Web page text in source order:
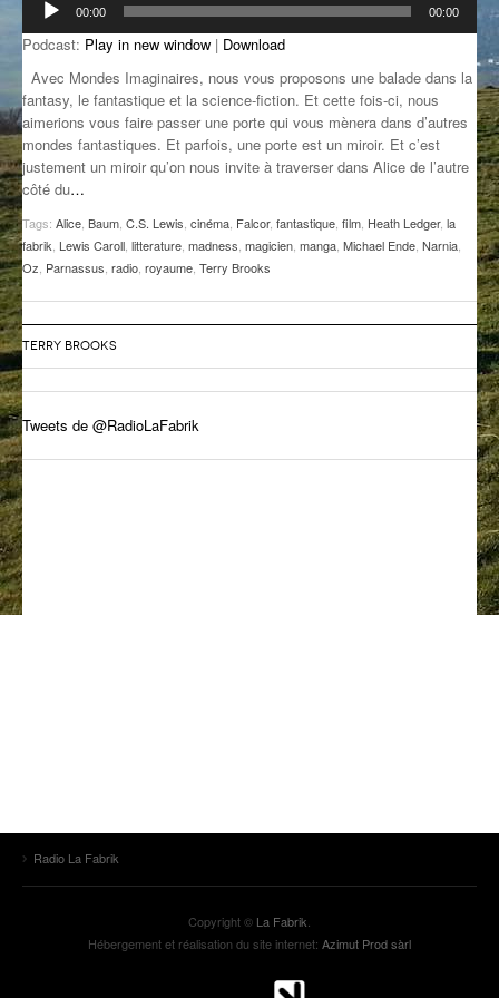
IL ÉTAIT UNE FOIS
L’ASTUCE DE LA PORTE EN BOIS
LA FABRIK POÉTIK
LA SOUTERRAINE
MUSIQUE DES ANTIPODES
NOS ANCIENS
SONORIK
THEME FORCE
audio
00:00 00:00
Podcast: Play in new window | Download
Avec Mondes Imaginaires, nous vous proposons une balade dans la
fantasy, le fantastique et la science-fiction. Et cette fois-ci, nous
aimerions vous faire passer une porte qui vous mènera dans d’autres
mondes fantastiques. Et parfois, une porte est un miroir. Et c’est
justement un miroir qu’on nous invite à traverser dans Alice de l’autre
côté du…
Tags: Alice Baum C.S. Lewis cinéma Falcor, fantastique film Heath Ledger, la
fabrik Lewis Caroll litterature madness magicien manga Michael Ende Narnia
Oz Parnassus radio royaume Terry Brooks
TERRY BROOKS
Tweets de @RadioLaFabrik
Radio La Fabrik
Copyright © La Fabrik
Hébergement et réalisation du site internet: Azimut Prod sàrl